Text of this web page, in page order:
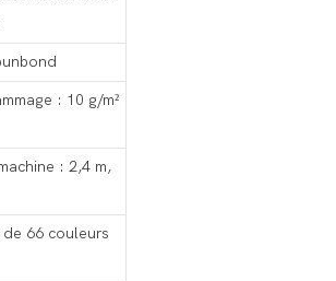
: 10 g/m²
: 2,4 m,
66 couleurs